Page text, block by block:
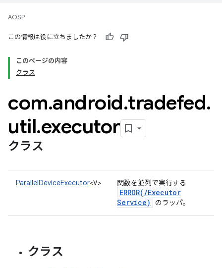
AOSP
この情報は役に立ちましたか？
このページの内容
クラス
com.android.tradefed.
util.executor
クラス
ParallelDeviceExecutor<V> 関数を並列で実行する
ERROR( /Executor
Service)
のラッパ。
クラス